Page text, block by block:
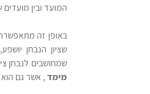
המועד ובין מועדים
באופן זה
שציון הנבחן
שמחושבים לנבחן
מימד, אשר גם הוא